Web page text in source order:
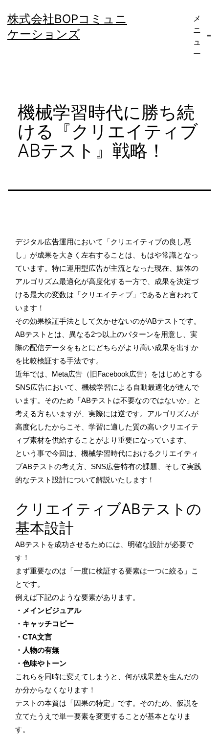
ン
テ
株式会社BOPコミュニ
ケーションズ
メ
ニ
ュ
ー
機械学習時代に勝ち続
ける『クリエイティブ
ABテスト』戦略！
デジタル広告運用において「クリエイティブの良し悪
し」が成果を大きく左右することは、もはや常識となっ
ています。特に運用型広告が主流となった現在、媒体の
アルゴリズム最適化が高度化する一方で、成果を決定づ
ける最大の変数は「クリエイティブ」であると言われて
います！
その効果検証手法として欠かせないのがABテストです。
ABテストとは、異なる2つ以上のパターンを用意し、実
際の配信データをもとにどちらがより高い成果を出すか
を比較検証する手法です。
近年では、Meta広告（旧Facebook広告）をはじめとする
SNS広告において、機械学習による自動最適化が進んで
います。そのため「ABテストは不要なのではないか」と
考える方もいますが、実際には逆です。アルゴリズムが
高度化したからこそ、学習に適した質の高いクリエイテ
ィブ素材を供給することがより重要になっています。
という事で今回は、機械学習時代におけるクリエイティ
ブABテストの考え方、SNS広告特有の課題、そして実践
的なテスト設計について解説いたします！
クリエイティブABテストの
基本設計
ABテストを成功させるためには、明確な設計が必要で
す！
まず重要なのは「一度に検証する要素は一つに絞る」こ
とです。
例えば下記のような要素があります。
・メインビジュアル
・キャッチコピー
・CTA文言
・人物の有無
・色味やトーン
これらを同時に変えてしまうと、何が成果差を生んだの
か分からなくなります！
テストの本質は「因果の特定」です。そのため、仮説を
立てたうえで単一要素を変更することが基本となりま
す。